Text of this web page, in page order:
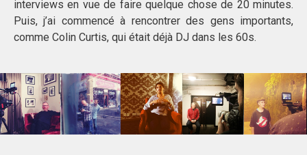
interviews en vue de faire quelque chose de 20 minutes.
Puis, j’ai commencé à rencontrer des gens importants,
comme Colin Curtis, qui était déjà DJ dans les 60s.